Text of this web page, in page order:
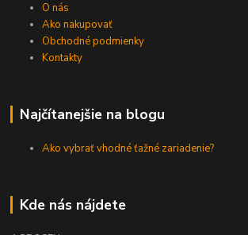
O nás
Ako nakupovať
Obchodné podmienky
Kontakty
Najčítanejšie na blogu
Ako vybrať vhodné ťažné zariadenie?
Kde nás nájdete